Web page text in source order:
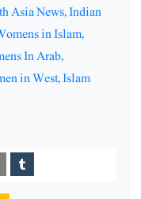
Asia News, Indian
in Islam,
In Arab,
in West, Islam